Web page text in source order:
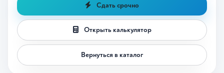
Сдать срочно
Открыть калькулятор
Вернуться в каталог